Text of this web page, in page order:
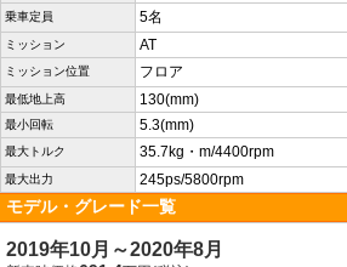
乗車定員 5名
ミッション AT
ミッション位置 フロア
最低地上高 130(mm)
最小回転 5.3(mm)
最大トルク 35.7kg・m/4400rpm
最大出力 245ps/5800rpm
モデル・グレード一覧
2019年10月～2020年8月